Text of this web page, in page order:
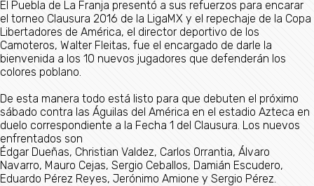
El Puebla de La Franja presentó a sus refuerzos para encarar
el torneo Clausura 2016 de la LigaMX y el repechaje de la Copa
Libertadores de América, el director deportivo de los
Camoteros, Walter Fleitas, fue el encargado de darle la
bienvenida a los 10 nuevos jugadores que defenderán los
colores poblano.
De esta manera todo está listo para que debuten el próximo
sábado contra las Águilas del América en el estadio Azteca en
duelo correspondiente a la Fecha 1 del Clausura. Los nuevos
enfrentados son
Édgar Dueñas, Christian Valdez, Carlos Orrantia, Álvaro
Navarro, Mauro Cejas, Sergio Ceballos, Damián Escudero,
Eduardo Pérez Reyes, Jerónimo Amione y Sergio Pérez.